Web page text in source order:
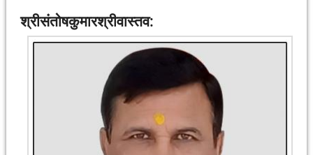
श्रीसंतोषकुमारश्रीवास्तव: